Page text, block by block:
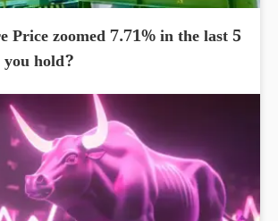
Price zoomed 7.71% in the last 5
you hold?